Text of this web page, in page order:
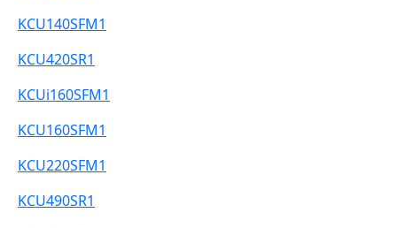
KCU140SFM1
KCU420SR1
KCUi160SFM1
KCU160SFM1
KCU220SFM1
KCU490SR1